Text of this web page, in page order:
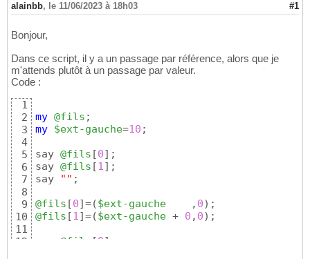
alainbb, le 11/06/2023 à 18h03 #1
Bonjour,
Dans ce script, il y a un passage par référence, alors que je
m'attends plutôt à un passage par valeur.
Code :
1
2
3
4
5
6
7
8
9
10
11
12
my @fils
my $ext-gauche=10 ;
say @fils [0] ;
say @fils [1] ;
say
"" ;
@fils [0] =($ext-gauche
    ,
0)
@fils [1] =($ext-gauche + 0 , 0) ;
@fils [0]